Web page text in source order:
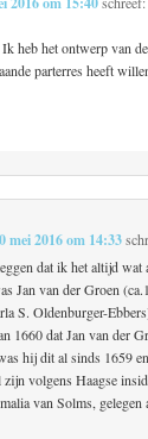
heb het ontwerp van
parterres heeft
mei 2016 om 14:33
dat ik het altijd
Jan van der Groen
S. Oldenburger-
1660 dat Jan van der
hij dit al sinds 1659
volgens Haagse
van Solms, gelegen